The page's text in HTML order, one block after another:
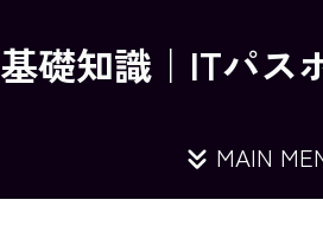
礎知識｜ITパス
MAIN